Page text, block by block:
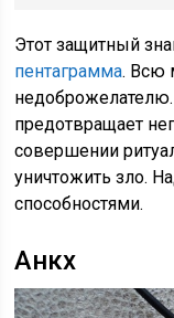
Этот защитный
пентаграмма. Всю
недоброжелателю.
предотвращает
совершении
уничтожить зло.
способностями.
Анкх